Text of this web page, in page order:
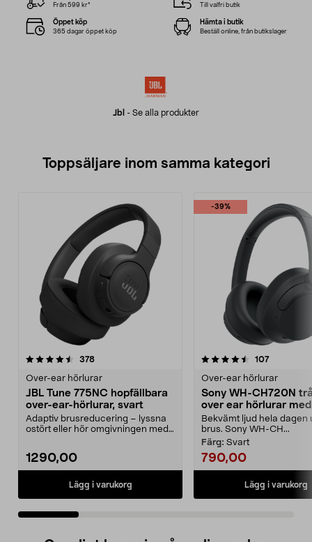
Jbl - Se alla produkter
Från 599 kr* Till valfri butik
Öppet köp
365 dagar öppet köp
Hämta i butik
Beställ online, från butikslager
Toppsäljare inom samma kategori
378recensioner
Over-ear hörlurar
JBL Tune 775NC hopfällbara
over-ear-hörlurar, svart
Adaptiv brusreducering – lyssna
ostört eller hör omgivningen med
1290,00
Lägg i varukorg
-39%
4.5 av 5 stjärnor 107
Over-ear hörlurar
Sony WH-CH720N
over ear hörlurar med
brusreducering
Bekvämt ljud hela dagen
brus. Sony WH-CH...
Färg: Svart
790,00
Lägg i varukorg
4.0 av 5 stjärnor